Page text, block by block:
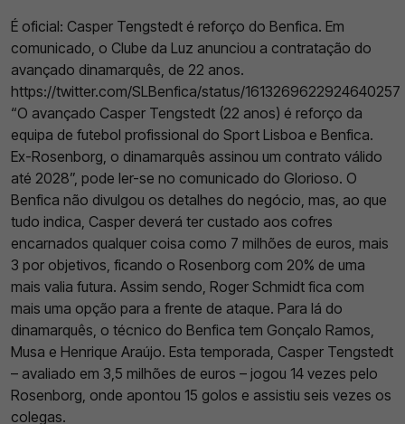
É oficial: Casper Tengstedt é reforço do Benfica. Em
comunicado, o Clube da Luz anunciou a contratação do
avançado dinamarquês, de 22 anos.
https://twitter.com/SLBenfica/status/1613269622924640257
“O avançado Casper Tengstedt (22 anos) é reforço da
equipa de futebol profissional do Sport Lisboa e Benfica.
Ex-Rosenborg, o dinamarquês assinou um contrato válido
até 2028”, pode ler-se no comunicado do Glorioso. O
Benfica não divulgou os detalhes do negócio, mas, ao que
tudo indica, Casper deverá ter custado aos cofres
encarnados qualquer coisa como 7 milhões de euros, mais
3 por objetivos, ficando o Rosenborg com 20% de uma
mais valia futura. Assim sendo, Roger Schmidt fica com
mais uma opção para a frente de ataque. Para lá do
dinamarquês, o técnico do Benfica tem Gonçalo Ramos,
Musa e Henrique Araújo. Esta temporada, Casper Tengstedt
– avaliado em 3,5 milhões de euros – jogou 14 vezes pelo
Rosenborg, onde apontou 15 golos e assistiu seis vezes os
colegas.